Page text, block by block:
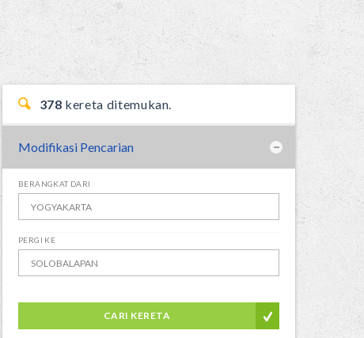
378 kereta ditemukan.
Modifikasi Pencarian
BERANGKAT DARI
PERGI KE
CARI KERETA